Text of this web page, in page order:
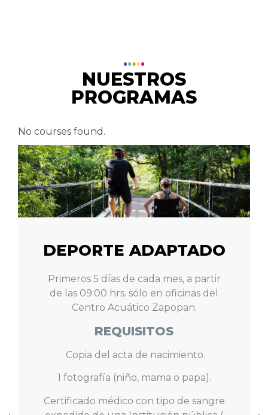
NUESTROS
PROGRAMAS
No courses found.
CARRIL ROSA
REQUISITOS
Autorización por escrito de su
oncólogo.
Estudio socioeconómico realizado por
trabajo social de DIF Zapopan.
Diagnóstico expedido por la Cruz